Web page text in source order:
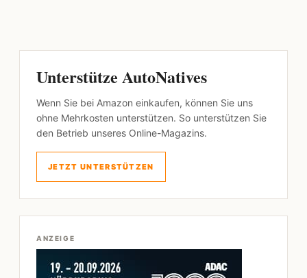
Unterstütze AutoNatives
Wenn Sie bei Amazon einkaufen, können Sie uns
ohne Mehrkosten unterstützen. So unterstützen Sie
den Betrieb unseres Online-Magazins.
JETZT UNTERSTÜTZEN
ANZEIGE